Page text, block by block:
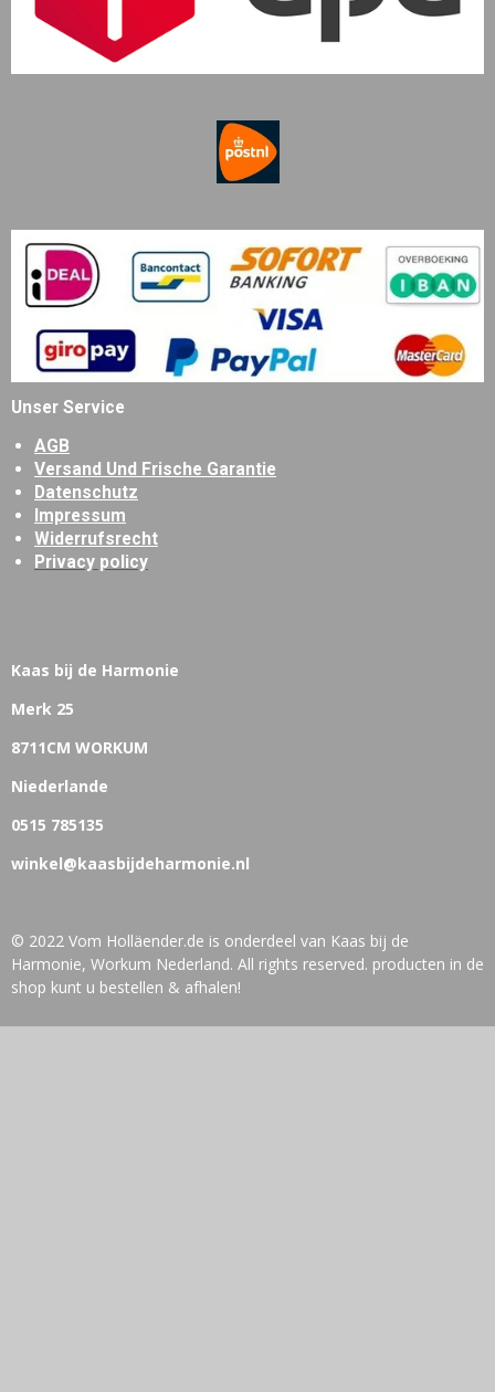
Unser Service
AGB
Versand Und Frische Garantie
Datenschutz
Impressum
Widerrufsrecht
Privacy policy
Kaas bij de Harmonie
Merk 25
8711CM WORKUM
Niederlande
0515 785135
winkel@kaasbijdeharmonie.nl
© 2022 Vom Holläender.de is onderdeel van Kaas bij de
Harmonie, Workum Nederland. All rights reserved. producten in de
shop kunt u bestellen & afhalen!